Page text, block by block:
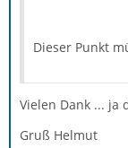
Dieser Punkt
Vielen Dank ... ja
Gruß Helmut